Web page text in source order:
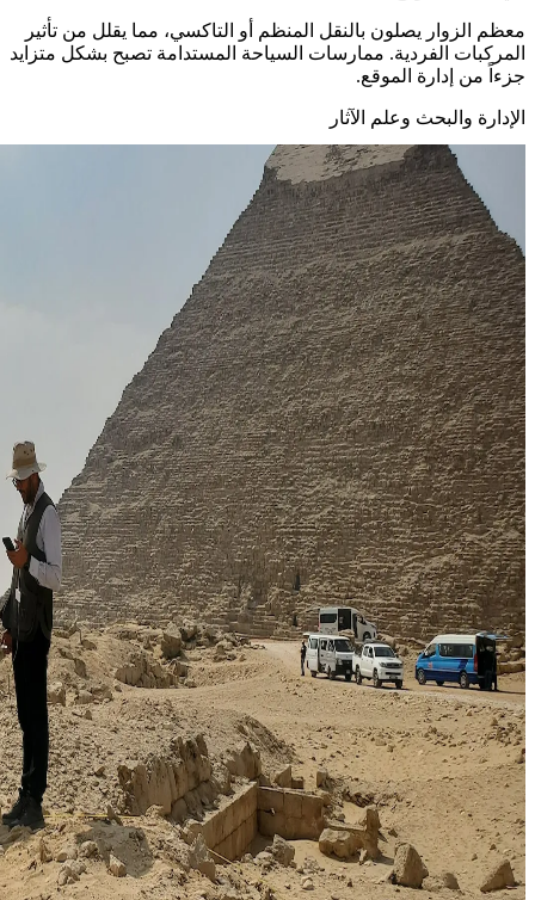
معظم الزوار يصلون بالنقل المنظم أو التاكسي، مما يقلل من تأثير
المركبات الفردية. ممارسات السياحة المستدامة تصبح بشكل متزايد
جزءاً من إدارة الموقع.
الإدارة والبحث وعلم الآثار